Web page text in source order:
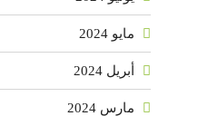
مايو 2024
أبريل 2024
مارس 2024